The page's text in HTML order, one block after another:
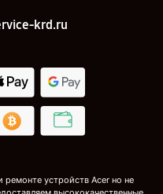
krd.ru
устройств Acer но не